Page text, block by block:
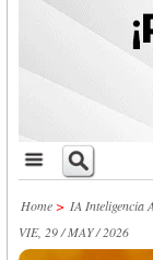
Home> IA Inteligencia
VIE, 29 / MAY / 2026